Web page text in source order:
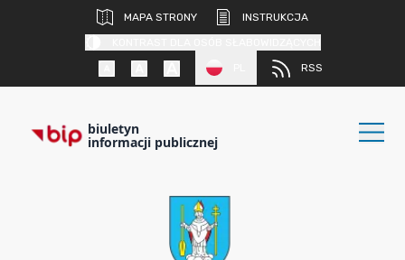
MAPA STRONY
INSTRUKCJA
RSS
biuletyn
informacji publicznej